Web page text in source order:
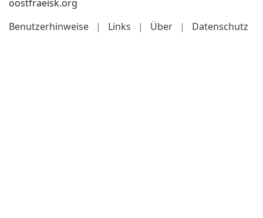
oostfraeisk.org
Benutzerhinweise
| Links | Über | Datenschutz